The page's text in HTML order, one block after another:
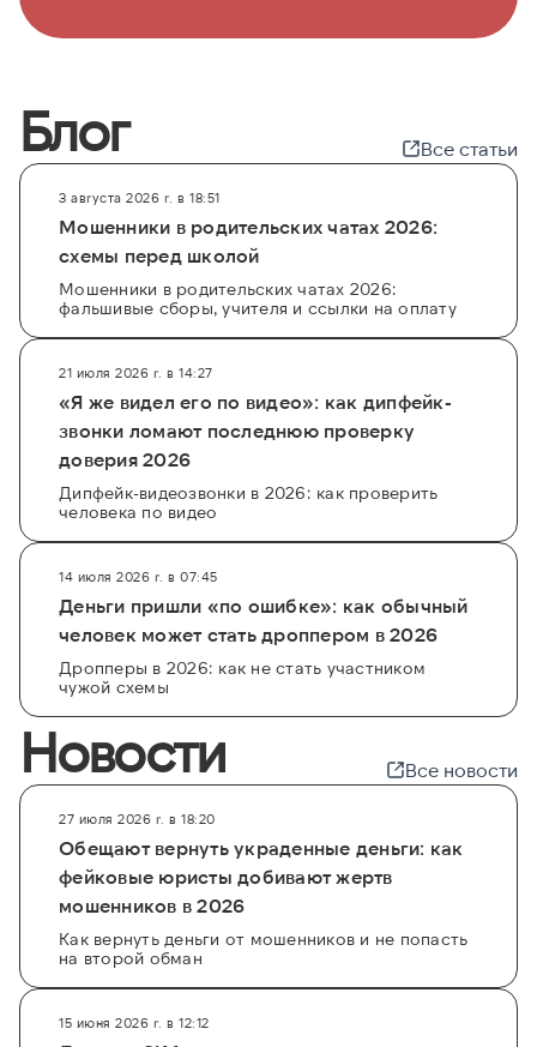
Блог Все статьи
3 августа 2026 г. в 18:51
Мошенники в родительских чатах 2026:
схемы перед школой
Мошенники в родительских чатах 2026:
фальшивые сборы, учителя и ссылки на оплату
21 июля 2026 г. в 14:27
«Я же видел его по видео»: как дипфейк-
звонки ломают последнюю проверку
доверия 2026
Дипфейк-видеозвонки в 2026: как проверить
человека по видео
14 июля 2026 г. в 07:45
Деньги пришли «по ошибке»: как обычный
человек может стать дроппером в 2026
Дропперы в 2026: как не стать участником
чужой схемы
Новости Все новости
27 июля 2026 г. в 18:20
Обещают вернуть украденные деньги: как
фейковые юристы добивают жертв
мошенников в 2026
Как вернуть деньги от мошенников и не попасть
на второй обман
15 июня 2026 г. в 12:12